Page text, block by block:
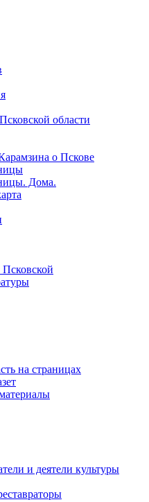
области
о Пскове
Дома.
Псковской
на страницах
и деятели культуры